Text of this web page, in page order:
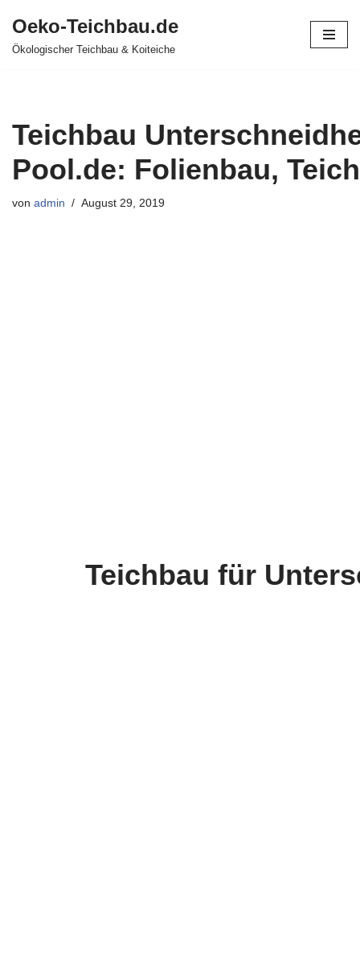
Zum
Oeko-Teichbau.de
Ökologischer Teichbau & Koiteiche
Teichbau
Pool.de: Folienbau,
von admin August 29, 2019
Teichbau für